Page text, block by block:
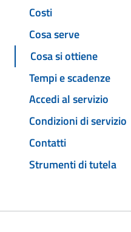
Costi
Cosa serve
Cosa si ottiene
Tempi e scadenze
Accedi al servizio
Condizioni di servizio
Contatti
Strumenti di tutela